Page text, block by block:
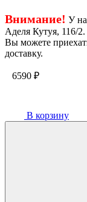
Внимание! У
Аделя Кутуя, 116/2.
Вы можете
доставку.
6590 ₽
В корзину